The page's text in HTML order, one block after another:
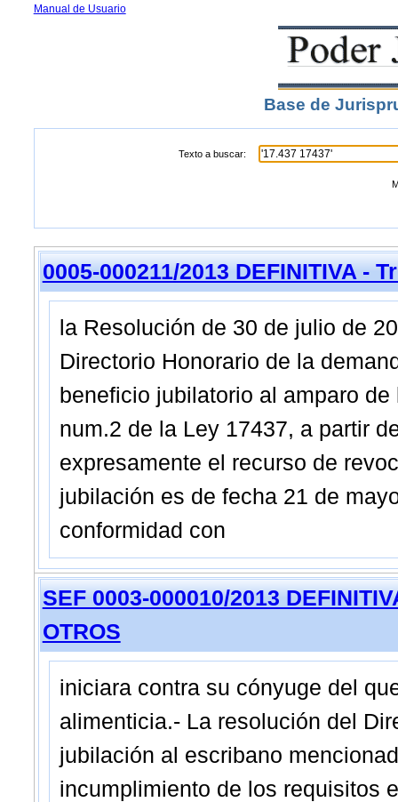
Manual de Usuario
Base de
Texto a buscar:
0005-000211/2013 DEFINITIVA -
la Resolución de 30 de julio de
Directorio Honorario de la
beneficio jubilatorio al amparo
num.2 de la Ley 17437, a partir
expresamente el recurso de
jubilación es de fecha 21 de
conformidad con
SEF 0003-000010/2013
OTROS
iniciara contra su cónyuge del
alimenticia.- La resolución del
jubilación al escribano
incumplimiento de los requisitos